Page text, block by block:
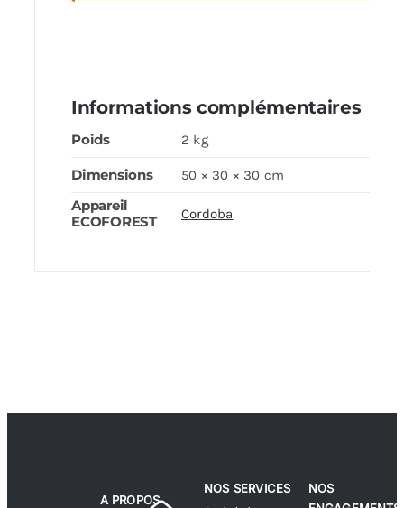
Informations complémentaires
Poids 2 kg
Dimensions 50 × 30 × 30 cm
Appareil
ECOFOREST
Cordoba
A PROPOS
NOS SERVICES
NOS